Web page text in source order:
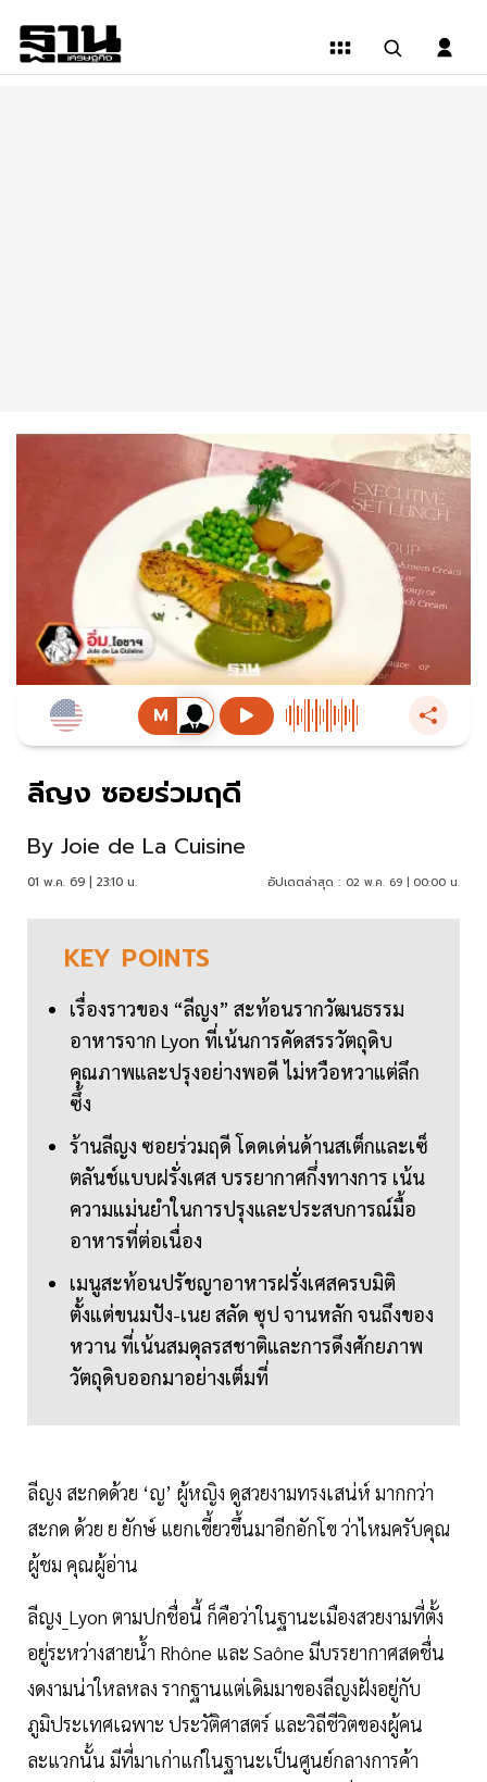
ลีญง ซอยร่วมฤดี
By Joie de La Cuisine
01 พ.ค. 69 | 23:10 น. อัปเดตล่าสุด : 02 พ.ค. 69 | 00:00 น.
KEY POINTS
เรื่องราวของ “ลีญง” สะท้อนรากวัฒนธรรม
อาหารจาก Lyon ที่เน้นการคัดสรรวัตถุดิบ
คุณภาพและปรุงอย่างพอดี ไม่หวือหวาแต่ลึก
ซึ้ง
ร้านลีญง ซอยร่วมฤดี โดดเด่นด้านสเต็กและเซ็
ตลันช์แบบฝรั่งเศส บรรยากาศกึ่งทางการ เน้น
ความแม่นยำในการปรุงและประสบการณ์มื้อ
อาหารที่ต่อเนื่อง
เมนูสะท้อนปรัชญาอาหารฝรั่งเศสครบมิติ
ตั้งแต่ขนมปัง-เนย สลัด ซุป จานหลัก จนถึงของ
หวาน ที่เน้นสมดุลรสชาติและการดึงศักยภาพ
วัตถุดิบออกมาอย่างเต็มที่
ลีญง สะกดด้วย ‘ญ’ ผู้หญิง ดูสวยงามทรงเสน่ห์ มากกว่า
สะกด ด้วย ย ยักษ์ แยกเขี้ยวขึ้นมาอีกอักโข ว่าไหมครับคุณ
ผู้ชม คุณผู้อ่าน
ลีญง_Lyon ตามปกชื่อนี้ ก็คือว่าในฐานะเมืองสวยงามที่ตั้ง
อยู่ระหว่างสายน้ำ Rhône และ Saône มีบรรยากาศสดชื่น
งดงามน่าใหลหลง รากฐานแต่เดิมมาของลีญงฝังอยู่กับ
ภูมิประเทศเฉพาะ ประวัติศาสตร์ และวิถีชีวิตของผู้คน
ละแวกนั้น มีที่มาเก่าแก่ในฐานะเป็นศูนย์กลางการค้า